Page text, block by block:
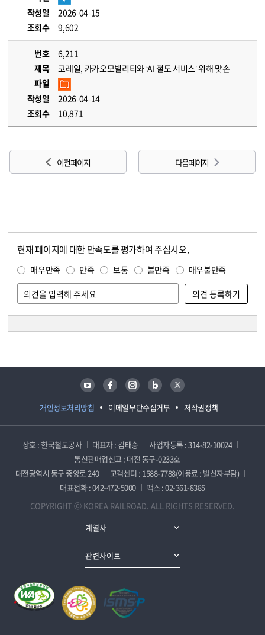
작성일
2026-04-15
조회수
9,602
번호
6,211
제목
코레일, 카카오모빌리티와 ‘AI 철도 서비스’ 위해 맞손
파일
작성일
2026-04-14
조회수
10,871
이전 페이지 다음 페이지
현재 페이지에 대한 만족도를 평가하여 주십시오.
매우만족 만족 보통 불만족 매우불만족
개인정보처리방침 이메일무단수집거부 저작권정책
유튜브 페이스북 인스타그램 블로그 트위터
상호 : 한국철도공사 대표자 : 김태승
사업자등록 : 314-82-10024
통신판매업신고 : 대전 동구-0233호
대전광역시 동구 중앙로 240
고객센터 : 1588-7788(이용료 : 발신자부담)
대표전화 : 042-472-5000
팩스 : 02-361-8385
COPYRIGHT ⓒ KOREA RAILROAD. ALL RIGHTS RESERVED.
계열사
관련사이트